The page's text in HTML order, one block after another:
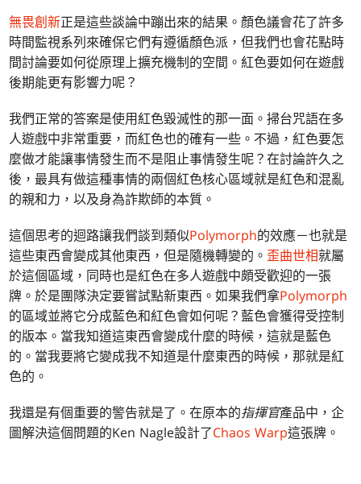
無畏創新正是這些談論中蹦出來的結果。顏色議會花了許多
時間監視系列來確保它們有遵循顏色派，但我們也會花點時
間討論要如何從原理上擴充機制的空間。紅色要如何在遊戲
後期能更有影響力呢？
我們正常的答案是使用紅色毀滅性的那一面。掃台咒語在多
人遊戲中非常重要，而紅色也的確有一些。不過，紅色要怎
麼做才能讓事情發生而不是阻止事情發生呢？在討論許久之
後，最具有做這種事情的兩個紅色核心區域就是紅色和混亂
的親和力，以及身為詐欺師的本質。
這個思考的迴路讓我們談到類似Polymorph的效應－也就是
這些東西會變成其他東西，但是隨機轉變的。 歪曲世相就屬
於這個區域，同時也是紅色在多人遊戲中頗受歡迎的一張
牌。於是團隊決定要嘗試點新東西。如果我們拿Polymorph
的區域並將它分成藍色和紅色會如何呢？藍色會獲得受控制
的版本。當我知道這東西會變成什麼的時候，這就是藍色
的。當我要將它變成我不知道是什麼東西的時候，那就是紅
色的。
我還是有個重要的警告就是了。在原本的指揮官產品中，企
圖解決這個問題的Ken Nagle設計了Chaos Warp這張牌。